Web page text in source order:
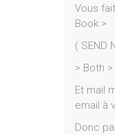
Vous
Book >
( SEND
> Both >
Et mail
email à
Donc